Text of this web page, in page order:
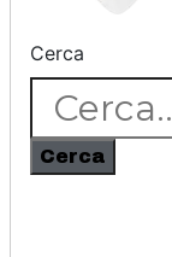
Cerca
Cerca